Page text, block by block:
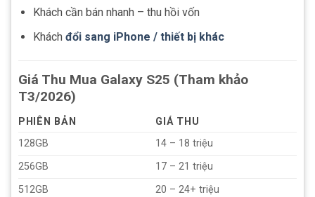
Khách cần bán nhanh – thu hồi vốn
Khách đổi sang iPhone / thiết bị khác
Giá Thu Mua Galaxy S25 (Tham khảo
T3/2026)
PHIÊN BẢN
GIÁ THU
128GB
14 – 18 triệu
256GB
17 – 21 triệu
512GB
20 – 24+ triệu